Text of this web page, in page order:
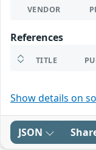
VENDOR
References
TITLE
Show details on
JSON